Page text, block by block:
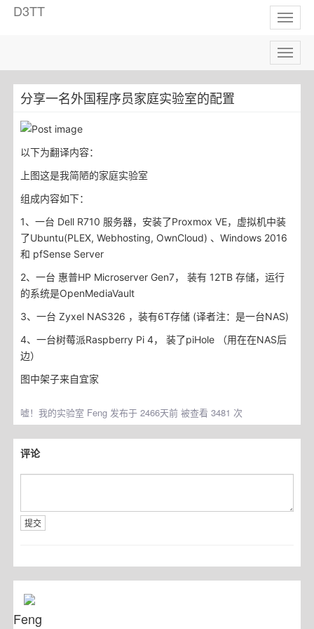
Toggle
D3TT
Toggle
分享一名外国程序员家庭实验室的配置
以下为翻译内容：
上图这是我简陋的家庭实验室
组成内容如下：
1、一台 Dell R710 服务器，安装了Proxmox VE，虚拟机中装
了Ubuntu(PLEX, Webhosting, OwnCloud) 、Windows 2016
和 pfSense Server
2、一台 惠普HP Microserver Gen7， 装有 12TB 存储，运行
的系统是OpenMediaVault
3、一台 Zyxel NAS326 ，装有6T存储 (译者注：是一台NAS)
4、一台树莓派Raspberry Pi 4， 装了piHole （用在在NAS后
边）
图中架子来自宜家
嘘！我的实验室 Feng 发布于 2466天前 被查看 3481 次
评论
提交
Feng